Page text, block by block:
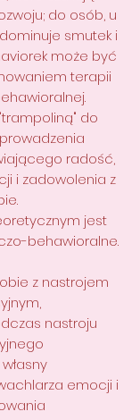
do osób, u
smutek i
może być
terapii
do
radość,
i zadowolenia z
jest
behawioralne.
z nastrojem
nastroju
emocji i